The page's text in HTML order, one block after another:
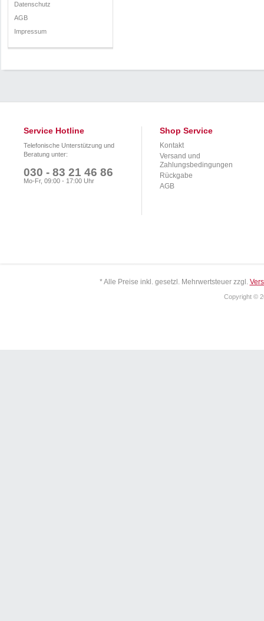
Datenschutz
AGB
Impressum
Service Hotline
Telefonische Unterstützung und
Beratung unter:
030 - 83 21 46 86
Mo-Fr, 09:00 - 17:00 Uhr
Shop Service
Kontakt
Versand und
Zahlungsbedingungen
Rückgabe
AGB
* Alle Preise inkl. gesetzl. Mehrwertsteuer zzgl.
Copyright ©